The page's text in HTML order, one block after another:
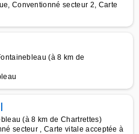
Conventionné secteur 2, Carte
(à 8 km de
(à 8 km de Chartrettes)
secteur , Carte vitale acceptée à